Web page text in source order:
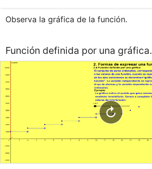
Abrir sesión
Observa la gráfica de la función.
Función definida por una gráfica.